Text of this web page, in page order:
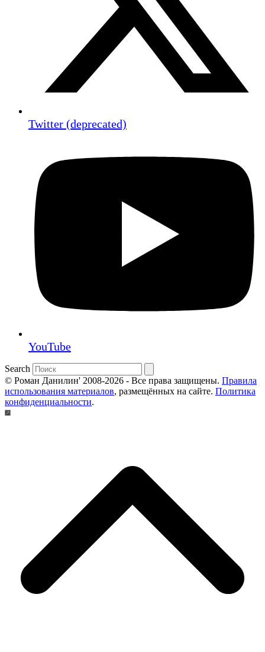
Twitter (deprecated)
YouTube
Search
© Роман Данилин' 2008-2026 - Все права защищены. Правила
использования материалов, размещённых на сайте. Политика
конфиденциальности.